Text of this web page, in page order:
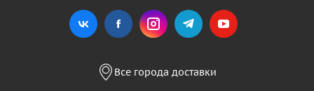
Все города доставки